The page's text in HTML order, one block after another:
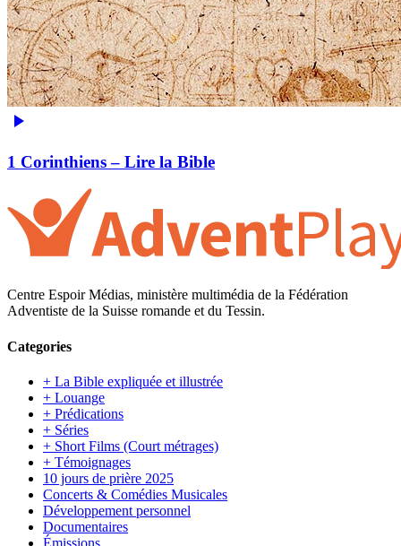
1 Corinthiens – Lire la Bible
Centre Espoir Médias, ministère multimédia de la Fédération
Adventiste de la Suisse romande et du Tessin.
Categories
+ La Bible expliquée et illustrée
+ Louange
+ Prédications
+ Séries
+ Short Films (Court métrages)
+ Témoignages
10 jours de prière 2025
Concerts & Comédies Musicales
Développement personnel
Documentaires
Émissions